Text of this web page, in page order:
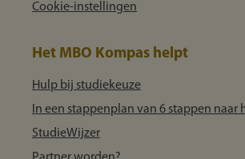
Cookie-instellingen
Het MBO Kompas helpt
Hulp bij studiekeuze
In een stappenplan van 6 stappen naar
StudieWijzer